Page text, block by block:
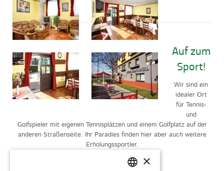
Auf zum
Sport!
Wir sind ein
idealer Ort
für Tennis-
und
Golfspieler mit eigenen Tennisplätzen und einem Golfplatz auf der
anderen Straßenseite. Ihr Paradies finden hier aber auch weitere
Erholungssportler.
Aktivitäten ×